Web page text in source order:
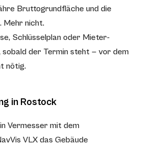
Bruttogrundfläche und die
Mehr nicht.
Schlüsselplan oder Mieter-
der Termin steht — vor dem
nötig.
in Rostock
Vermesser mit dem
VLX das Gebäude